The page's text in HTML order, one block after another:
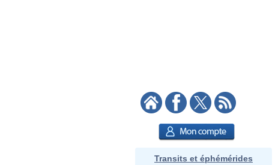
Transits et éphémérides